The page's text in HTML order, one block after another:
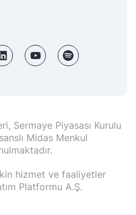
Sermaye Piyasası Kurulu
Midas Menkul
hizmet ve faaliyetler
Platformu A.Ş.